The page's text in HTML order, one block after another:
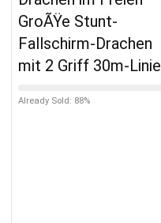
GroÃŸe Stunt-
Fallschirm-Drachen
mit 2 Griff 30m-Linie
Already Sold: 88%